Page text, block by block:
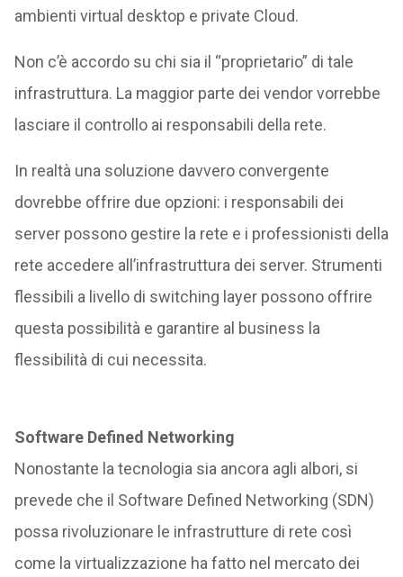
ambienti virtual desktop e private Cloud.
Non c’è accordo su chi sia il “proprietario” di tale
infrastruttura. La maggior parte dei vendor vorrebbe
lasciare il controllo ai responsabili della rete.
In realtà una soluzione davvero convergente
dovrebbe offrire due opzioni: i responsabili dei
server possono gestire la rete e i professionisti della
rete accedere all’infrastruttura dei server. Strumenti
flessibili a livello di switching layer possono offrire
questa possibilità e garantire al business la
flessibilità di cui necessita.
Software Defined Networking
Nonostante la tecnologia sia ancora agli albori, si
prevede che il Software Defined Networking (SDN)
possa rivoluzionare le infrastrutture di rete così
come la virtualizzazione ha fatto nel mercato dei